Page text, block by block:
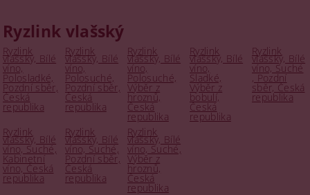
Ryzlink vlašský
Ryzlink
vlašský, Bílé
víno,
Polosladké,
Pozdní sběr,
Česká
republika
Ryzlink
vlašský, Bílé
víno,
Polosuché,
Pozdní sběr,
Česká
republika
Ryzlink
vlašský, Bílé
víno,
Polosuché,
Výběr z
hroznů,
Česká
republika
Ryzlink
vlašský, Bílé
víno,
Sladké,
Výběr z
bobulí,
Česká
republika
Ryzlink
vlašský, Bílé
víno, Suché
, Pozdní
sběr, Česká
republika
Ryzlink
vlašský, Bílé
víno, Suché,
Kabinetní
víno, Česká
republika
Ryzlink
vlašský, Bílé
víno, Suché,
Pozdní sběr,
Česká
republika
Ryzlink
vlašský, Bílé
víno, Suché,
Výběr z
hroznů,
Česká
republika